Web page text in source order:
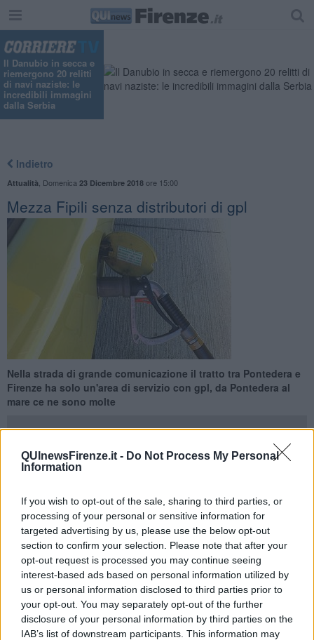
QUInewsFirenze.it - Do Not Process My Personal
Information
If you wish to opt-out of the sale, sharing to third parties, or
processing of your personal or sensitive information for
targeted advertising by us, please use the below opt-out
section to confirm your selection. Please note that after your
opt-out request is processed you may continue seeing
interest-based ads based on personal information utilized by
us or personal information disclosed to third parties prior to
your opt-out. You may separately opt-out of the further
disclosure of your personal information by third parties on the
IAB’s list of downstream participants. This information may
Il Danubio in secca e
riemergono 20 relitti
di navi naziste: le
incredibili immagini
dalla Serbia
Indietro
Attualità Domenica 23 Dicembre 2018ore 15:00
Mezza Fipili senza distributori di gpl
Nella strada di grande comunicazione il tratto tra Pontedera e
Firenze ha solo un'area di servizio con gpl, da Pontedera al
mare ce ne sono molte
distributore" è il pensiero che negli ultimi anni avranno fatto molti
automobilisti che superano l'area di servizio tra Ponsacco e
Pontedera in direzione Firenze.
Purtroppo per loro però da Pontedera a Firenze non ci sono
distributori che erogano gpl, mentre da Firenze a Pontedera c'è
un solo punto in cui si può mettere il gas, nell'area di servizio tra
Lastra a Signa e Ginestra Fiorentina. Il gpl era in vendita anche
nella stazione di servizio di San Miniato (direzione mare) che è
chiusa da diverso tempo.